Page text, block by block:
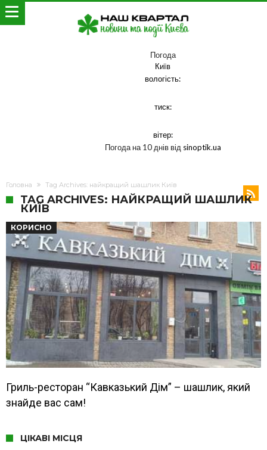
Погода
Київ
вологість:
тиск:
вітер:
Погода на 10 днів від sinoptik.ua
Головна Tag Archives: найкращий шашлик Київ
TAG ARCHIVES: НАЙКРАЩИЙ ШАШЛИК
КИЇВ
КОРИСНО
Гриль-ресторан “Кавказький Дім” – шашлик, який
знайде вас сам!
ЦІКАВІ МІСЦЯ